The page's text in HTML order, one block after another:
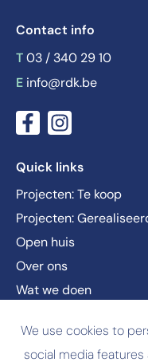
Contact info
T 03 / 340 29 10
E info@rdk.be
Quick links
Projecten: Te koop
Projecten:
Open huis
Over ons
Wat we doen
Vacatures
We use cookies to
social media features